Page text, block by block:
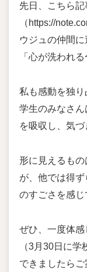
先日、こちら記
（https://
ウジュの仲間に
「心が洗われ
私も感動を独り
学生のみなさ
を吸収し、気づ
形に見えるも
が、他では得
のすごさを感じ
ぜひ、一度体感
（3月30日に
できましたら